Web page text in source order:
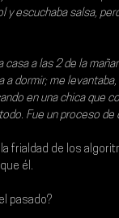
y escuchaba salsa,
a las 2 de la
a dormir; me
en una chica que
Fue un proceso de
frialdad de los
él.
pasado?